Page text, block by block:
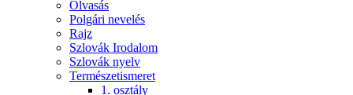
Olvasás
Polgári nevelés
Rajz
Szlovák Irodalom
Szlovák nyelv
Természetismeret
1. osztály